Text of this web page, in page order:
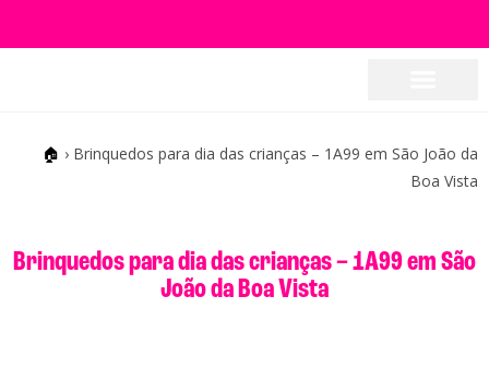
🏠 › Brinquedos para dia das crianças – 1A99 em São João da
Boa Vista
Brinquedos para dia das crianças – 1A99 em São
João da Boa Vista